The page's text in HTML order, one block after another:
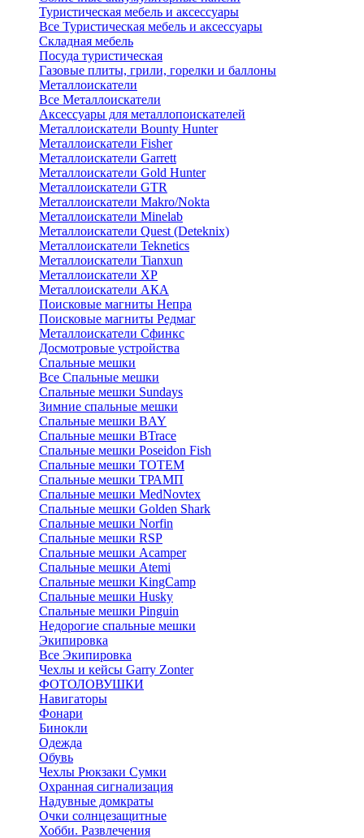
Туристическая мебель и аксессуары
Все Туристическая мебель и аксессуары
Складная мебель
Посуда туристическая
Газовые плиты, грили, горелки и баллоны
Металлоискатели
Все Металлоискатели
Аксессуары для металлопоискателей
Металлоискатели Bounty Hunter
Металлоискатели Fisher
Металлоискатели Garrett
Металлоискатели Gold Hunter
Металлоискатели GTR
Металлоискатели Makro/Nokta
Металлоискатели Minelab
Металлоискатели Quest (Deteknix)
Металлоискатели Teknetics
Металлоискатели Tianxun
Металлоискатели XP
Металлоискатели АКА
Поисковые магниты Непра
Поисковые магниты Редмаг
Металлоискатели Сфинкс
Досмотровые устройства
Спальные мешки
Все Спальные мешки
Спальные мешки Sundays
Зимние спальные мешки
Спальные мешки BAY
Спальные мешки BTrace
Спальные мешки Poseidon Fish
Спальные мешки ТОТЕМ
Спальные мешки ТРАМП
Cпальные мешки MedNovtex
Спальные мешки Golden Shark
Спальные мешки Norfin
Спальные мешки RSP
Спальные мешки Acamper
Спальные мешки Atemi
Спальные мешки KingCamp
Спальные мешки Husky
Спальные мешки Pinguin
Недорогие спальные мешки
Экипировка
Все Экипировка
Чехлы и кейсы Garry Zonter
ФОТОЛОВУШКИ
Навигаторы
Фонари
Бинокли
Одежда
Обувь
Чехлы Рюкзаки Сумки
Охранная сигнализация
Надувные домкраты
Очки солнцезащитные
Хобби. Развлечения